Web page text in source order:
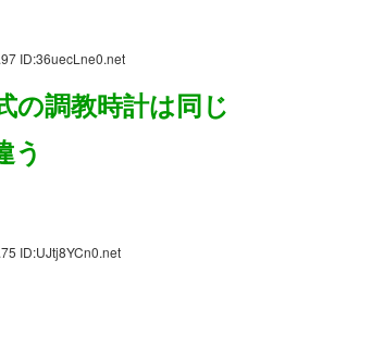
ID:36uecLne0.net
の調教時計は同じ
う
ID:UJtj8YCn0.net